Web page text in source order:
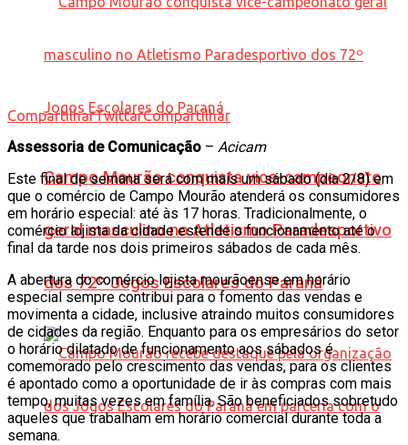
Campo Mourão conquista vice-campeonato
geral masculino no Atletismo Paradesportivo
dos 72º Jogos Escolares do Paraná
CompartilharTwittarCompartilhar
Assessoria de Comunicação – Acicam
Este final de semana será com mais um sábado (dia 2/8) em
que o comércio de Campo Mourão atenderá os consumidores
em horário especial: até às 17 horas. Tradicionalmente, o
comércio lojista da cidade estende o funcionamento até o
final da tarde nos dois primeiros sábados de cada mês.
A abertura do comércio lojista mourãoense em horário
especial sempre contribui para o fomento das vendas e
movimenta a cidade, inclusive atraindo muitos consumidores
de cidades da região. Enquanto para os empresários do setor
o horário dilatado de funcionamento aos sábados é
comemorado pelo crescimento das vendas, para os clientes
é apontado como a oportunidade de ir às compras com mais
tempo, muitas vezes em família. São beneficiados sobretudo
aqueles que trabalham em horário comercial durante toda a
semana.